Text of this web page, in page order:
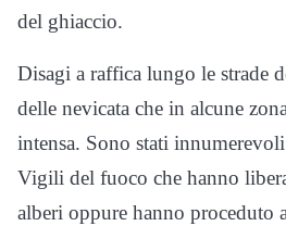
del ghiaccio.
Disagi a raffica lungo le strade
delle nevicata che in alcune
intensa. Sono stati
Vigili del fuoco che hanno
alberi oppure hanno